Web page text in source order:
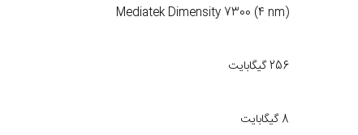
Mediatek Dimensity 7300 (4 nm)
256 گیگابایت
8 گیگابایت